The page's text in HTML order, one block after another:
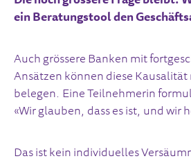
ein Beratungstool den
Auch grössere Banken mit
Ansätzen können diese Kausalität
belegen. Eine Teilnehmerin
«Wir glauben, dass es ist, und wir
Das ist kein individuelles